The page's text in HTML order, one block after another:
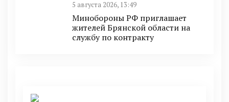
5 августа 2026, 13:49
Минобoроны РФ приглaшaет
житeлeй Брянской области на
службу по контракту